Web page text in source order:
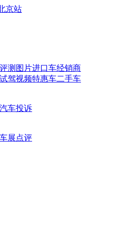
京站
评测 图片进口车经销商
试驾视频特惠车二手车
汽车投诉
车展点评